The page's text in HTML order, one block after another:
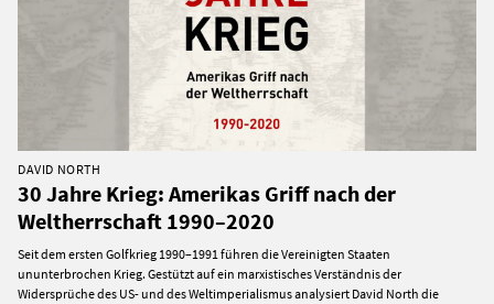
DAVID NORTH
30 Jahre Krieg: Amerikas Griff nach der
Weltherrschaft 1990–2020
Seit dem ersten Golfkrieg 1990–1991 führen die Vereinigten Staaten
ununterbrochen Krieg. Gestützt auf ein marxistisches Verständnis der
Widersprüche des US- und des Weltimperialismus analysiert David North die